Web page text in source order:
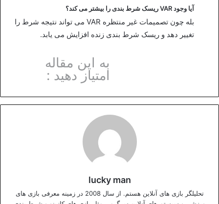
آیا وجود VAR ریسک شرط بندی را بیشتر می کند؟
بله چون تصمیمات غیر منتظره VAR می‌ تواند نتیجه شرط را
تغییر دهد و ریسک شرط‌ بندی زنده افزایش می‌ یابد.
به این مقاله
امتیاز دهید :
lucky man
تحلیلگر بازی های آنلاین هستم. از سال 2008 در زمینه معرفی بازی های